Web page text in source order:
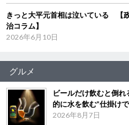
きっと大平元首相は泣いている 【
治コラム】
2026年6月10日
グルメ
ビールだけ飲むと倒
的に水を飲む”仕掛け
2026年8月7日